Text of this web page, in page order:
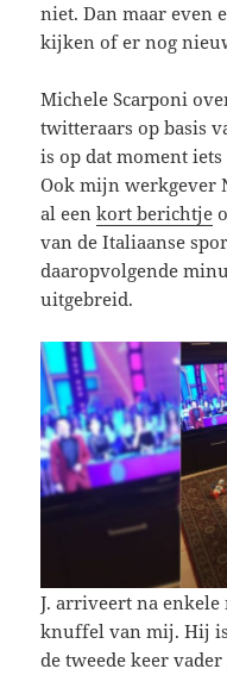
niet. Dan maar even
kijken of er nog
Michele Scarponi
twitteraars op basis
is op dat moment
Ook mijn werkgever
al eenkort berichtje
van de Italiaanse
daaropvolgende
uitgebreid.
J. arriveert na
knuffel van mij. Hij
de tweede keer